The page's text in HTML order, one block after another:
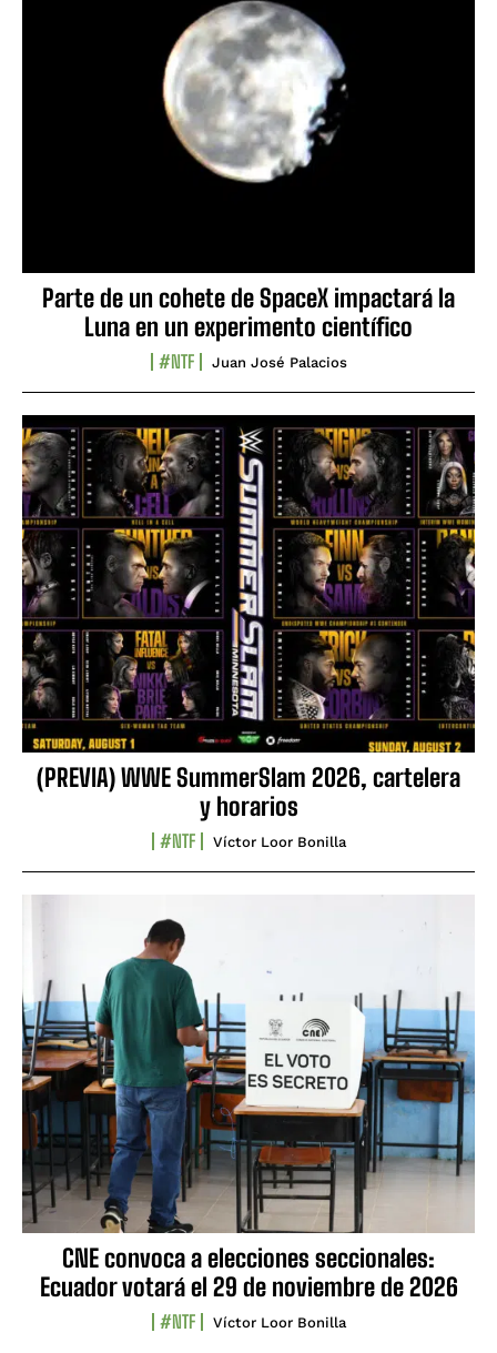
Parte de un cohete de SpaceX impactará la
Luna en un experimento científico
#NTF Juan José Palacios
(PREVIA) WWE SummerSlam 2026, cartelera
y horarios
#NTF Víctor Loor Bonilla
CNE convoca a elecciones seccionales:
Ecuador votará el 29 de noviembre de 2026
#NTF Víctor Loor Bonilla